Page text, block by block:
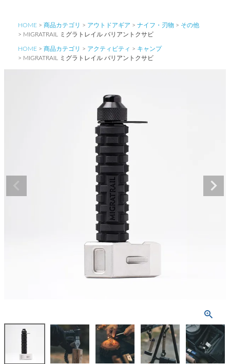
HOME 商品カテゴリ アウトドアギア ナイフ・刃物
その他
MIGRATRAIL ミグラトレイル バリアントクサビ
HOME 商品カテゴリ アクティビティ
キャンプ
MIGRATRAIL ミグラトレイル バリアントクサビ